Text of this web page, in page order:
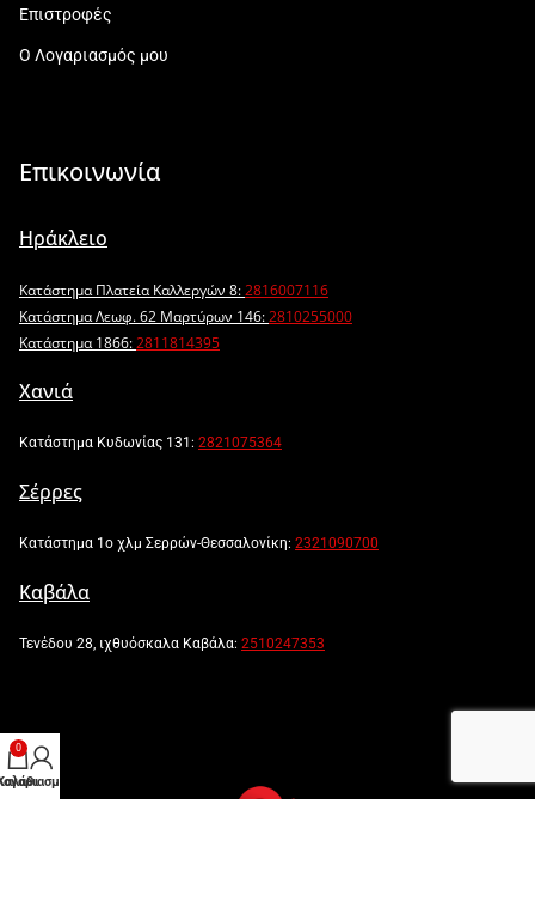
Επιστροφές
Ο Λογαριασμός μου
Επικοινωνία
Ηράκλειο
Κατάστημα Πλατεία Καλλεργών 8:2816007116
Κατάστημα Λεωφ. 62 Μαρτύρων 146:2810255000
Κατάστημα 1866:2811814395
Χανιά
Κατάστημα Κυδωνίας 131: 2821075364
Σέρρες
Κατάστημα 1ο χλμ Σερρών-Θεσσαλονίκη: 2321090700
Καβάλα
Τενέδου 28, ιχθυόσκαλα Καβάλα: 2510247353
0
μου